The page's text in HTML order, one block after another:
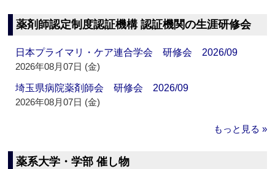
薬剤師認定制度認証機構 認証機関の生涯研修会
日本プライマリ・ケア連合学会 研修会 2026/09
2026年08月07日 (金)
埼玉県病院薬剤師会 研修会 2026/09
2026年08月07日 (金)
もっと見る »
薬系大学・学部 催し物